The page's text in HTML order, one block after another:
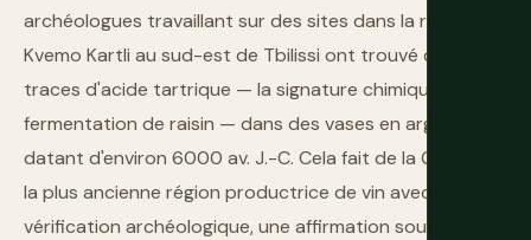
archéologues travaillant sur des sites dans la région de
Kvemo Kartli au sud-est de Tbilissi ont trouvé des
traces d'acide tartrique — la signature chimique de la
fermentation de raisin — dans des vases en argile
datant d'environ 6000 av. J.-C. Cela fait de la Géorgie
la plus ancienne région productrice de vin avec
vérification archéologique, une affirmation soutenue